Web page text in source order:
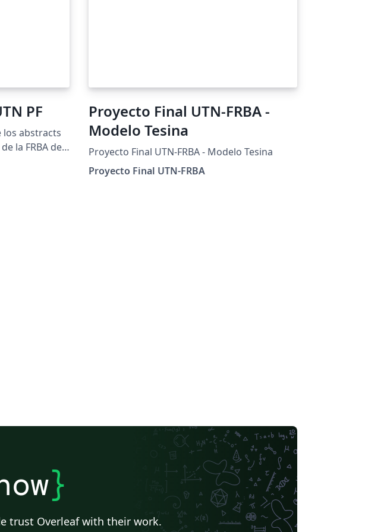
PF
los abstracts
la FRBA de
Proyecto Final UTN-FRBA -
Modelo Tesina
Proyecto Final UTN-FRBA - Modelo Tesina
Proyecto Final UTN-FRBA
}
trust Overleaf with their work.